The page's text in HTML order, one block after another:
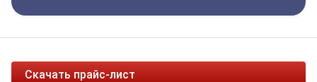
Скачать прайс-лист